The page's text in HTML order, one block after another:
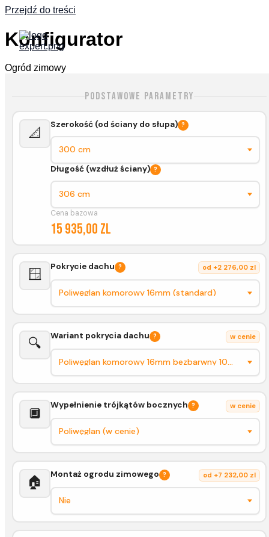
Przejdź do treści
Konfigurator
Ogród zimowy
Podstawowe parametry
📐
Szerokość (od ściany do słupa) ?
Długość (wzdłuż ściany) ?
Cena bazowa
15 935,00 zl
🪟 Pokrycie dachu ? od +2 276,00 zl
🔍 Wariant pokrycia dachu ? w cenie
🔲
Wypełnienie trójkątów bocznych ? w cenie
🏠 Montaż ogrodu zimowego ? od +7 232,00 zl